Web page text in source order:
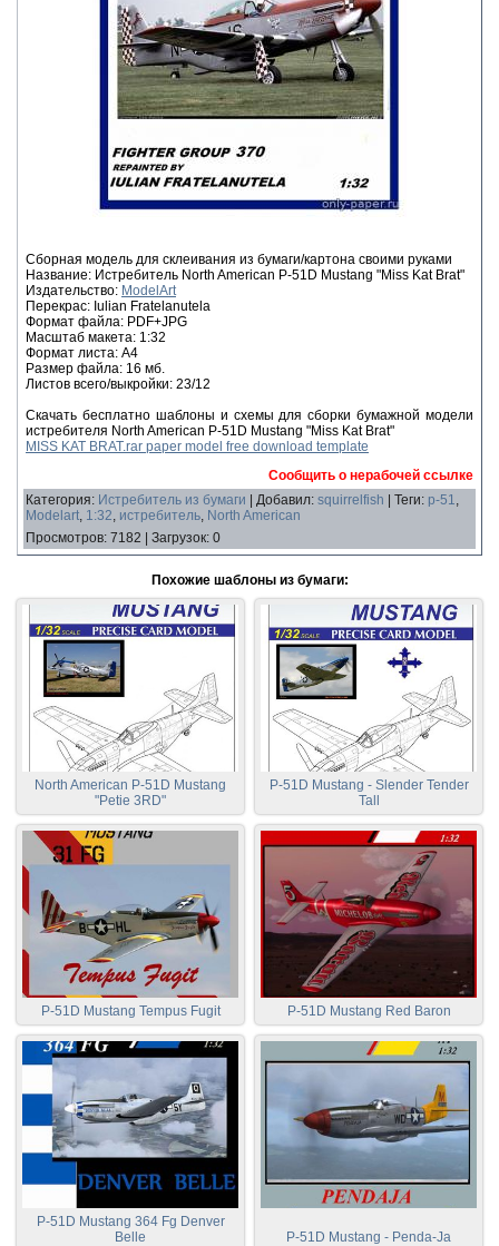
Сборная модель для склеивания из бумаги/картона своими руками
Название: Истребитель North American P-51D Mustang "Miss Kat Brat"
Издательство: ModelArt
Перекрас: Iulian Fratelanutela
Формат файла: PDF+JPG
Масштаб макета: 1:32
Формат листа: А4
Размер файла: 16 мб.
Листов всего/выкройки: 23/12
Скачать бесплатно шаблоны и схемы для сборки бумажной модели
истребителя North American P-51D Mustang "Miss Kat Brat"
MISS KAT BRAT.rar paper model free download template
Сообщить о нерабочей ссылке
Категория: Истребитель из бумаги Добавил: squirrelfish Теги: p-51,
Modelart, 1:32, истребитель, North American
Просмотров: 7182 Загрузок: 0
Похожие шаблоны из бумаги:
North American P-51D Mustang
"Petie 3RD"
P-51D Mustang - Slender Tender
Tall
P-51D Mustang Tempus Fugit P-51D Mustang Red Baron
P-51D Mustang 364 Fg Denver
Belle
P-51D Mustang - Penda-Ja